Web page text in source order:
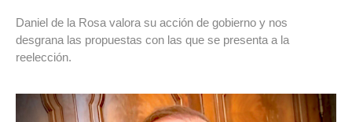
Daniel de la Rosa valora su acción de gobierno y nos
desgrana las propuestas con las que se presenta a la
reelección.